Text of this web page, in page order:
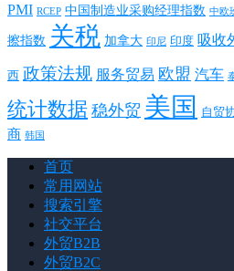
PMI RCEP 中国制造业采购经理指数 中欧
擦指数 关税 加拿大 印尼 印度 吸收
西 政策法规 服务贸易 欧盟 汽车
统计数据 稳外贸 美国 自贸
商 韩国
首页
常用网站
搜索引擎
社交平台
外贸B2B
外贸B2C